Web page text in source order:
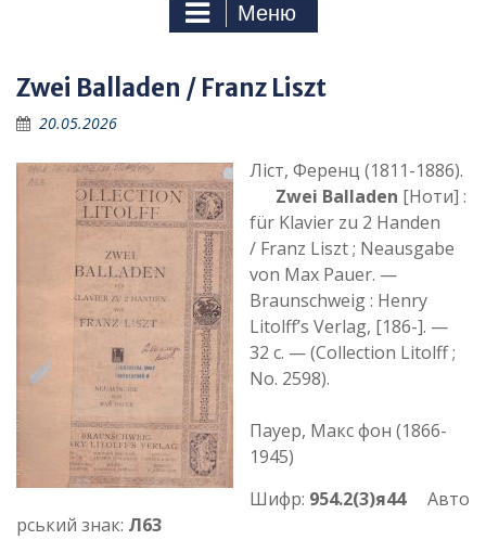
Меню
Zwei Balladen / Franz Liszt
20.05.2026
Ліст, Ференц (1811-1886‏).
Zwei Balladen [Ноти] :
für Klavier zu 2 Handen
/ Franz Liszt ; Neausgabe
von Max Pauer. —
Braunschweig : Henry
Litolff’s Verlag, [186-]. —
32 с. — (Collection Litolff ;
No. 2598).
Пауер, Макс фон (1866-
1945)
Шифр: 954.2(3)я44Авто
рський знак: Л63